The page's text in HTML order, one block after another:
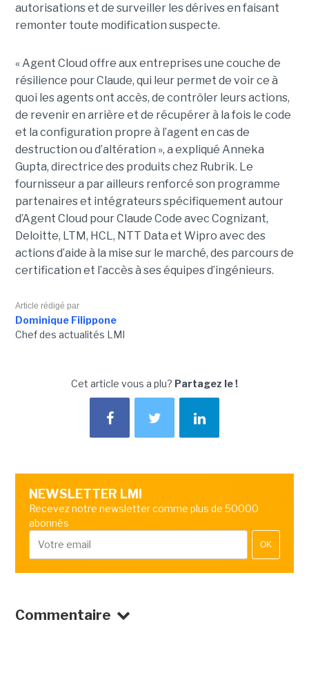
autorisations et de surveiller les dérives en faisant
remonter toute modification suspecte.
« Agent Cloud offre aux entreprises une couche de
résilience pour Claude, qui leur permet de voir ce à
quoi les agents ont accès, de contrôler leurs actions,
de revenir en arrière et de récupérer à la fois le code
et la configuration propre à l’agent en cas de
destruction ou d’altération », a expliqué Anneka
Gupta, directrice des produits chez Rubrik. Le
fournisseur a par ailleurs renforcé son programme
partenaires et intégrateurs spécifiquement autour
d’Agent Cloud pour Claude Code avec Cognizant,
Deloitte, LTM, HCL, NTT Data et Wipro avec des
actions d’aide à la mise sur le marché, des parcours de
certification et l’accès à ses équipes d’ingénieurs.
Article rédigé par
Dominique Filippone
Chef des actualités LMI
Cet article vous a plu? Partagez le !
NEWSLETTER LMI
Recevez notre newsletter comme plus de 50000
abonnés
OK
Commentaire